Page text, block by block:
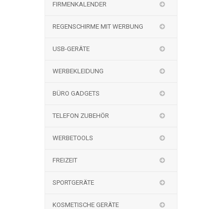
FIRMENKALENDER
REGENSCHIRME MIT WERBUNG
USB-GERÄTE
WERBEKLEIDUNG
BÜRO GADGETS
TELEFON ZUBEHÖR
WERBETOOLS
FREIZEIT
SPORTGERÄTE
KOSMETISCHE GERÄTE